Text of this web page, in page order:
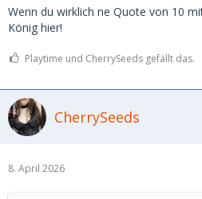
habe einige interessante Damen
kennengelernt. Hätte auch mehr
Statistik, das du so schön in einem
Wahrscheinlichkeit, dass es zu
sind es ca. 8-10%.
Ich war ein wenig sarkastisch,
Label auf die Stirn und dann
Wenn du wirklich ne Quote von 10
König hier!
Playtime und CherrySeeds gefällt das.
CherrySeeds
8. April 2026